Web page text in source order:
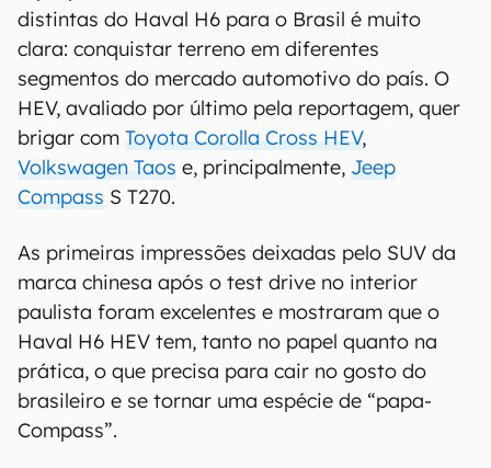
distintas do Haval H6 para o Brasil é muito
clara: conquistar terreno em diferentes
segmentos do mercado automotivo do país. O
HEV, avaliado por último pela reportagem, quer
brigar com Toyota Corolla Cross HEV,
Volkswagen Taos e, principalmente, Jeep
Compass S T270.
As primeiras impressões deixadas pelo SUV da
marca chinesa após o test drive no interior
paulista foram excelentes e mostraram que o
Haval H6 HEV tem, tanto no papel quanto na
prática, o que precisa para cair no gosto do
brasileiro e se tornar uma espécie de “papa-
Compass”.